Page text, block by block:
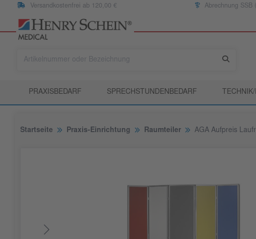
Versandkostenfrei ab 120,00 € Abrechnung SSB
PRAXISBEDARF SPRECHSTUNDENBEDARF
Startseite Praxis-Einrichtung Raumteiler AGA Aufpreis